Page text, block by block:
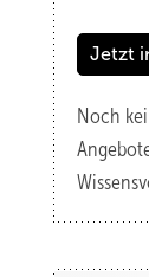
Jetzt
Noch